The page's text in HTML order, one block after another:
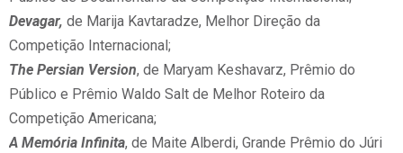
Devagar, de Marija Kavtaradze, Melhor Direção da
Competição Internacional;
The Persian Version, de Maryam Keshavarz, Prêmio do
Público e Prêmio Waldo Salt de Melhor Roteiro da
Competição Americana;
A Memória Infinita, de Maite Alberdi, Grande Prêmio do Júri